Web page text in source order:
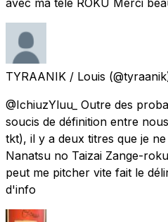
avec ma télé ROKU Merci
TYRAANIK / Louis
@IchiuzYluu_ Outre des
soucis de définition entre
tkt), il y a deux titres que je
Nanatsu no Taizai Zange-
peut me pitcher vite fait le
d'info